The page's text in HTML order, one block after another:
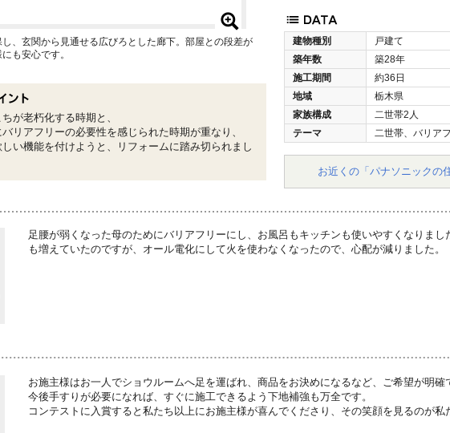
建物種別
戸建て
築年数
築28年
施工期間
約36日
地域
栃木県
家族構成
二世帯2人
テーマ
二世帯、バリア
お近くの「パナソニックの
、玄関から見通せる広びろとした廊下。部屋との段差が
も安心です。
が老朽化する時期と、
リアフリーの必要性を感じられた時期が重なり、
い機能を付けようと、リフォームに踏み切られまし
足腰が弱くなった母のためにバリアフリーにし、お風呂もキッチンも使いやすくなりま
も増えていたのですが、オール電化にして火を使わなくなったので、心配が減りました。
お施主様はお一人でショウルームへ足を運ばれ、商品をお決めになるなど、ご希望が明確
今後手すりが必要になれば、すぐに施工できるよう下地補強も万全です。
コンテストに入賞すると私たち以上にお施主様が喜んでくださり、その笑顔を見るのが私